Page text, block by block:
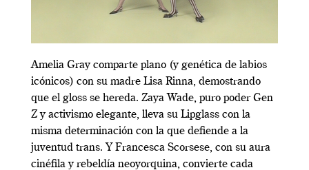
Amelia Gray comparte plano (y genética de labios
icónicos) con su madre Lisa Rinna, demostrando
que el gloss se hereda. Zaya Wade, puro poder Gen
Z y activismo elegante, lleva su Lipglass con la
misma determinación con la que defiende a la
juventud trans. Y Francesca Scorsese, con su aura
cinéfila y rebeldía neoyorquina, convierte cada